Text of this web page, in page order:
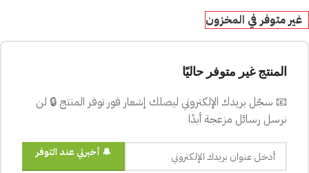
غير متوفر في المخزون
المنتج غير متوفر حاليًا
📧 سجّل بريدك الإلكتروني ليصلك إشعار فور توفر المنتج 🔒 لن
نرسل رسائل مزعجة أبدًا
🔔 أخبرني عند التوفر